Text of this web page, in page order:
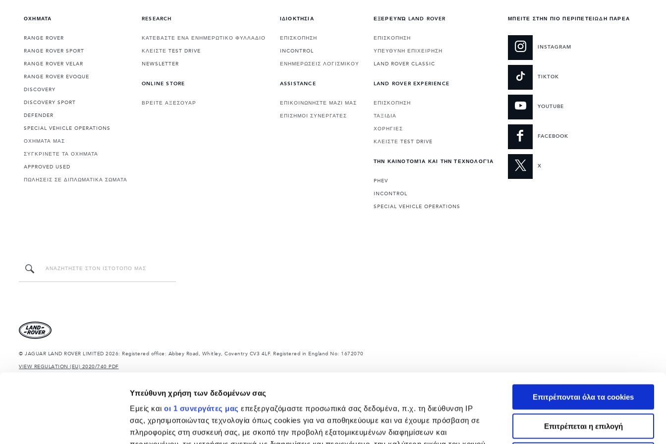
Υπεύθυνη χρήση των δεδομένων σας
Εμείς καιοι 1 συνεργάτες μας επεξεργαζόμαστε προσωπικά σας δεδομένα, π.χ. τη διεύθυνση IP
σας, χρησιμοποιώντας τεχνολογία όπως cookies για να αποθηκεύουμε και να έχουμε πρόσβαση σε
πληροφορίες στη συσκευή σας, με σκοπό την προβολή εξατομικευμένων διαφημίσεων και
Επιτρέπονται όλα τα cookies
Επιτρέπεται η επιλογή
ΟΧΗΜΑΤΑ
RANGE ROVER
RANGE ROVER SPORT
RANGE ROVER VELAR
RANGE ROVER EVOQUE
DISCOVERY
DISCOVERY SPORT
DEFENDER
SPECIAL VEHICLE OPERATIONS
ΟΧΗΜΑΤΑ ΜΑΣ
ΣΥΓΚΡΙΝΕΤΕ ΤΑ ΟΧΗΜΑΤΑ
APPROVED USED
ΠΩΛΗΣΕΙΣ ΣΕ ΔΙΠΛΩΜΑΤΙΚΑ ΣΩΜΑΤΑ
RESEARCH
ΚΑΤΕΒΑΣΤΕ ΕΝΑ ΕΝΗΜΕΡΩΤΙΚΟ ΦΥΛΛΑΔΙΟ
ΚΛΕΙΣΤΕ TEST DRIVE
NEWSLETTER
ONLINE STORE
ΒΡΕΙΤΕ ΑΞΕΣΟΥΑΡ
ΙΔΙΟΚΤΗΣΙΑ
ΕΠΙΣΚΟΠΗΣΗ
INCONTROL
ΕΝΗΜΕΡΩΣΕΙΣ ΛΟΓΙΣΜΙΚΟΥ
ASSISTANCE
ΕΠΙΚΟΙΝΩΝΗΣΤΕ ΜΑΖΙ ΜΑΣ
ΕΠΙΣΗΜΟΙ ΣΥΝΕΡΓΑΤΕΣ
ΕΞΕΡΕΥΝΏ LAND ROVER
ΕΠΙΣΚΟΠΗΣΗ
ΥΠΕΥΘΥΝΗ ΕΠΙΧΕΙΡΗΣΗ
LAND ROVER CLASSIC
LAND ROVER EXPERIENCE
ΕΠΙΣΚΟΠΗΣΗ
ΤΑΞΙΔΙΑ
ΧΟΡΗΓΙΕΣ
ΚΛΕΙΣΤΕ TEST DRIVE
ΤΗΝ ΚΑΙΝΟΤΟΜΊΑ ΚΑΙ ΤΗΝ ΤΕΧΝΟΛΟΓΊΑ
PHEV
INCONTROL
SPECIAL VEHICLE OPERATIONS
ΜΠΕΙΤΕ ΣΤΗΝ ΠΙΟ ΠΕΡΙΠΕΤΕΙΩΔΗ ΠΑΡΕΑ
INSTAGRAM
TIKTOK
YOUTUBE
FACEBOOK
X
© JAGUAR LAND ROVER LIMITED 2026: Registered office: Abbey Road, Whitley, Coventry CV3 4LF. Registered in England No: 1672070
VIEW REGULATION (EU) 2020/740 PDF
Τα δηλωμένα βάρη αντανακλούν την τυπική προδιαγραφή του οχήματος. Τα αξεσουάρ και άλλα αντικείμενα που τοποθετούνται μετά την κατασκευή επηρεάζουν το ωφέλιμο φορτίο. Βεβαιωθείτε ότι το Μικτό Βάρος Οχήματος και τα Μέγιστα Φορτία Άξονα δεν
ξεπερνιούνται κατά τη φόρτωση του οχήματος με αξεσουάρ, επιβάτες, υγρά, καύσιμα και ωφέλιμο φορτίο.
ΣΗΜΑΝΤΙΚΗ ΣΗΜΕΙΩΣΗ: Μερικές από τις επιλογές - μοντέλα, εκδόσεις ή προαιρετικά χαρακτηριστικά - που εμφανίζονται στο διαμορφωτή και στον ιστότοπο https://www.landrover.gr/ ενδέχεται να μην είναι πλέον διαθέσιμα αυτήν τη στιγμή, λόγω
περιορισμών στην παραγωγή. Για ακριβείς και επικαιροποιημένες πληροφορίες, παρακαλούμε όπως επικοινωνήσετε με έμπορο του δικτύου της Land Rover.
Σημαντική σημείωση για εικόνες και προδιαγραφές. Η παγκόσμια έλλειψη ημιαγωγών επηρεάζει επί του παρόντος τις προδιαγραφές κατασκευής οχημάτων, τη διαθεσιμότητα των επιλογών εξοπλισμού και τους χρόνους κατασκευής. Αυτή είναι μια πολύ